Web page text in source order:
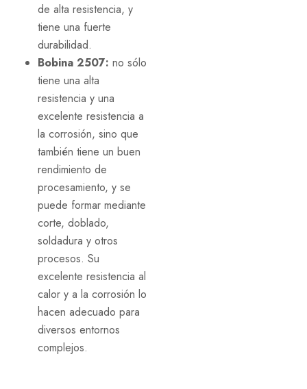
de alta resistencia, y
tiene una fuerte
durabilidad.
Bobina 2507: no sólo
tiene una alta
resistencia y una
excelente resistencia a
la corrosión, sino que
también tiene un buen
rendimiento de
procesamiento, y se
puede formar mediante
corte, doblado,
soldadura y otros
procesos. Su
excelente resistencia al
calor y a la corrosión lo
hacen adecuado para
diversos entornos
complejos.